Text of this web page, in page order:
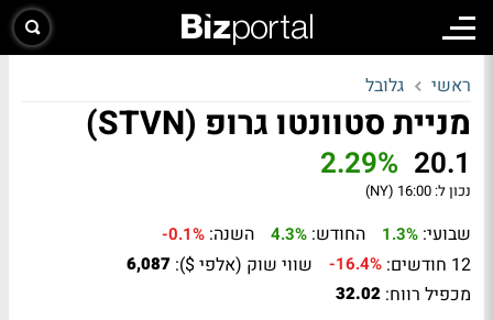
ראשי גלובל
מניית סטוונטו גרופ (STVN)
20.1
2.29%
נכון ל: 16:00 (NY)
שבועי: 1.3% החודש: 4.3% השנה: -0.1%
12 חודשים: -16.4% שווי שוק (אלפי $): 6,087
מכפיל רווח: 32.02